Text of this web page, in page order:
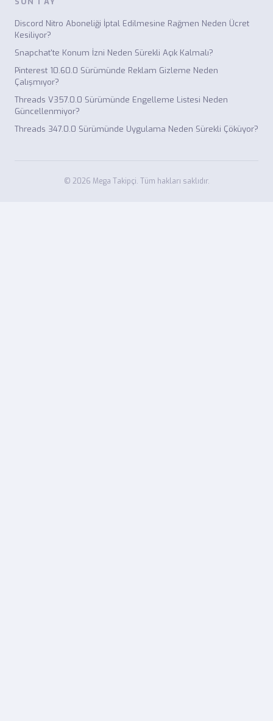
Discord Nitro Aboneliği İptal Edilmesine Rağmen Neden Ücret
Kesiliyor?
Snapchat'te Konum İzni Neden Sürekli Açık Kalmalı?
Pinterest 10.60.0 Sürümünde Reklam Gizleme Neden
Çalışmıyor?
Threads V357.0.0 Sürümünde Engelleme Listesi Neden
Güncellenmiyor?
Threads 347.0.0 Sürümünde Uygulama Neden Sürekli Çöküyor?
© 2026 Mega Takipçi. Tüm hakları saklıdır.